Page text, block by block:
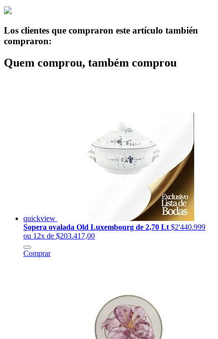
Los clientes que compraron este artículo también
compraron:
Quem comprou, também comprou
quickview
Sopera ovalada Old Luxembourg de 2,70 Lt $2'440.999
ou 12x de $203.417,00
Comprar